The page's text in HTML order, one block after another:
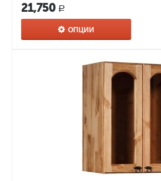
21,750 Р
ОПЦИИ